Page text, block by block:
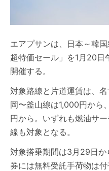
エアプサンは、日本～韓
超特価セール」を1月20日
開催する。
対象路線と片道運賃は、
岡〜釜山線は1,000円から
円から。いずれも燃油サ
線も対象となる。
対象搭乗期間は3月29日
券には無料受託手荷物は